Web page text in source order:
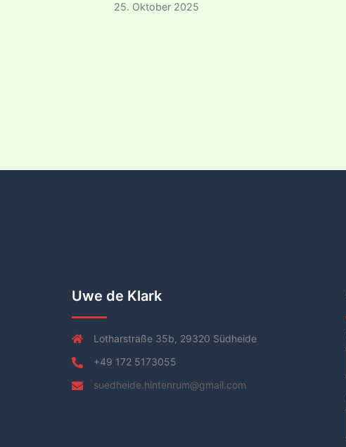
25. Oktober 2025
Uwe de Klark
Lotharstraße 35b, 29320 Südheide
+49 172 5173055
suedheide.hintenrum@gmail.com